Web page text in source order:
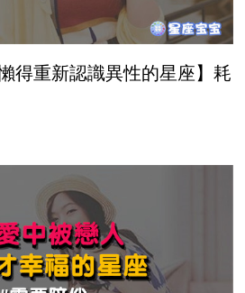
得重新認識異性的星座】耗